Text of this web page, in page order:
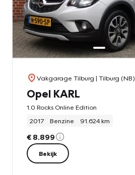
Vakgarage Tilburg | Tilburg (NB)
Opel KARL
1.0 Rocks Online Edition
2017
Benzine 91.624 km
€ 8.899
Bekijk